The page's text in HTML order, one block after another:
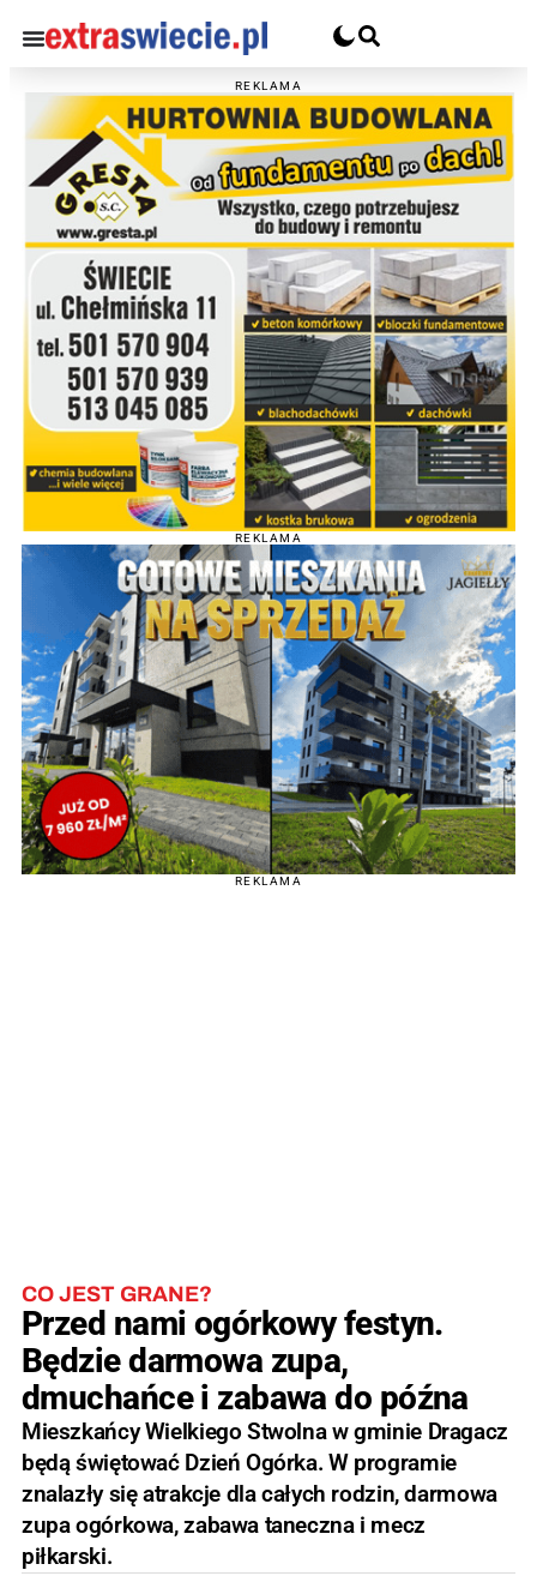
REKLAMA
REKLAMA
REKLAMA
CO JEST GRANE?
Przed nami ogórkowy festyn.
Będzie darmowa zupa,
dmuchańce i zabawa do późna
Mieszkańcy Wielkiego Stwolna w gminie Dragacz
będą świętować Dzień Ogórka. W programie
znalazły się atrakcje dla całych rodzin, darmowa
zupa ogórkowa, zabawa taneczna i mecz
piłkarski.